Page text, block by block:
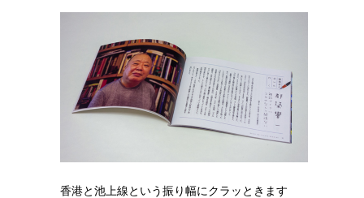
香港と池上線という振り幅にクラッときます